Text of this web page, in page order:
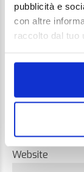
pubblicità e
con altre
raccolto dal tuo
Email *
Website